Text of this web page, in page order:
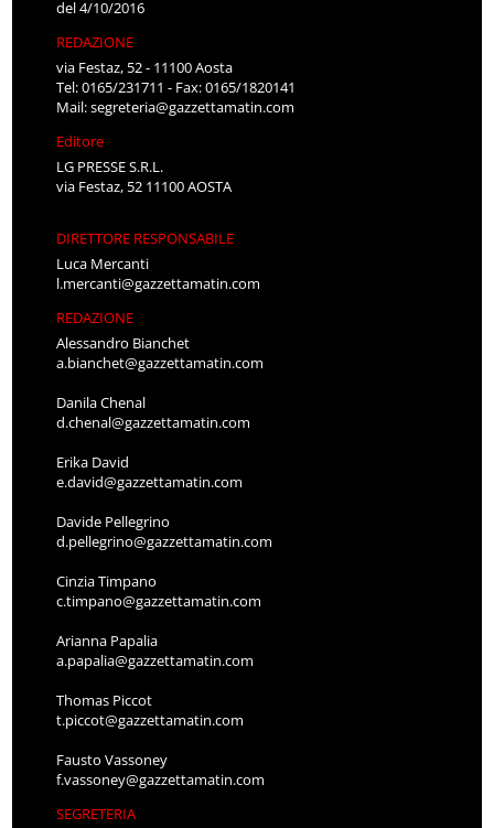
del 4/10/2016
REDAZIONE
via Festaz, 52 - 11100 Aosta
Tel: 0165/231711 - Fax: 0165/1820141
Mail:segreteria@gazzettamatin.com
Editore
LG PRESSE S.R.L.
via Festaz, 52 11100 AOSTA
DIRETTORE RESPONSABILE
Luca Mercanti
l.mercanti@gazzettamatin.com
REDAZIONE
Alessandro Bianchet
a.bianchet@gazzettamatin.com
Danila Chenal
d.chenal@gazzettamatin.com
Erika David
e.david@gazzettamatin.com
Davide Pellegrino
d.pellegrino@gazzettamatin.com
Cinzia Timpano
c.timpano@gazzettamatin.com
Arianna Papalia
a.papalia@gazzettamatin.com
Thomas Piccot
t.piccot@gazzettamatin.com
Fausto Vassoney
f.vassoney@gazzettamatin.com
SEGRETERIA